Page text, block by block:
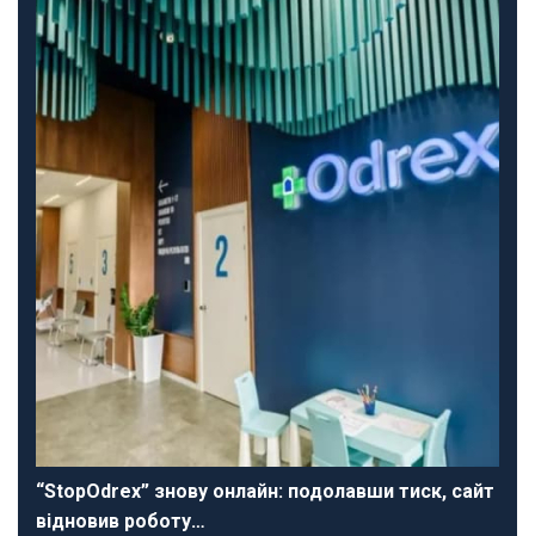
“StopOdrex” знову онлайн: подолавши тиск, сайт
відновив роботу…